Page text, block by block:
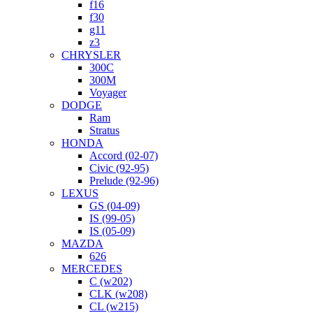
f16
f30
g11
z3
CHRYSLER
300C
300M
Voyager
DODGE
Ram
Stratus
HONDA
Accord (02-07)
Civic (92-95)
Prelude (92-96)
LEXUS
GS (04-09)
IS (99-05)
IS (05-09)
MAZDA
626
MERCEDES
C (w202)
CLK (w208)
CL (w215)